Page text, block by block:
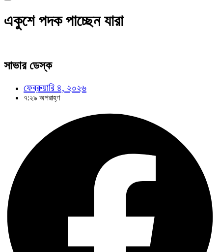
একুশে পদক পাচ্ছেন যারা
সাভার ডেস্ক
ফেব্রুয়ারি ৪, ২০২৬
৭:২৯ অপরাহ্ণ